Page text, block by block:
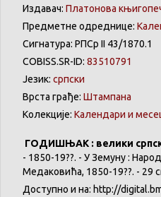
Издавач: Платонова
Предметне одреднице:
Сигнатура: РПСр II 43/1870.1
COBISS.SR-ID: 83510791
Језик: српски
Врста грађе: Штампана
Колекције: Календари и
ГОДИШЊАК : велики
- 1850-19??. - У Земуну :
Медаковића, 1850-19??. - 29
Доступно и на: http://